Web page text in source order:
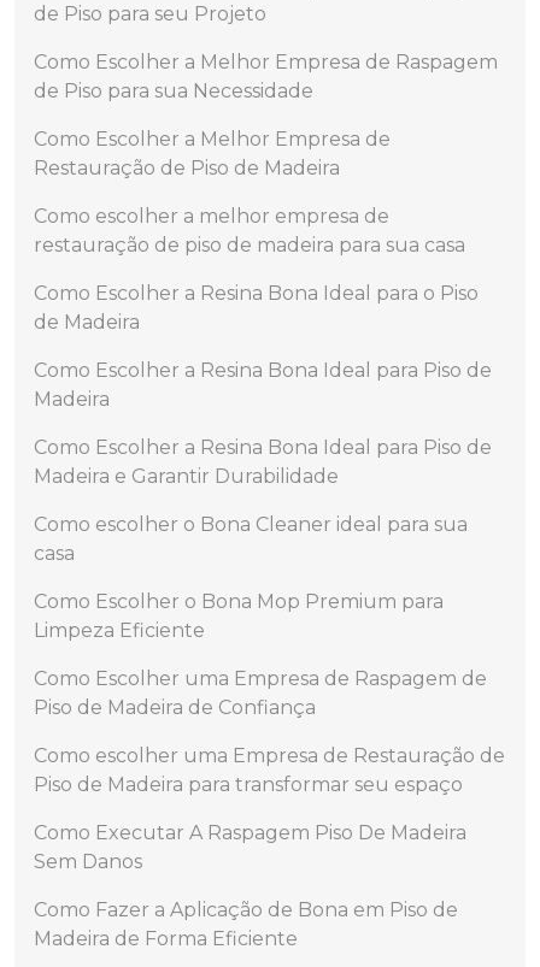
de Piso para seu Projeto
Como Escolher a Melhor Empresa de Raspagem
de Piso para sua Necessidade
Como Escolher a Melhor Empresa de
Restauração de Piso de Madeira
Como escolher a melhor empresa de
restauração de piso de madeira para sua casa
Como Escolher a Resina Bona Ideal para o Piso
de Madeira
Como Escolher a Resina Bona Ideal para Piso de
Madeira
Como Escolher a Resina Bona Ideal para Piso de
Madeira e Garantir Durabilidade
Como escolher o Bona Cleaner ideal para sua
casa
Como Escolher o Bona Mop Premium para
Limpeza Eficiente
Como Escolher uma Empresa de Raspagem de
Piso de Madeira de Confiança
Como escolher uma Empresa de Restauração de
Piso de Madeira para transformar seu espaço
Como Executar A Raspagem Piso De Madeira
Sem Danos
Como Fazer a Aplicação de Bona em Piso de
Madeira de Forma Eficiente